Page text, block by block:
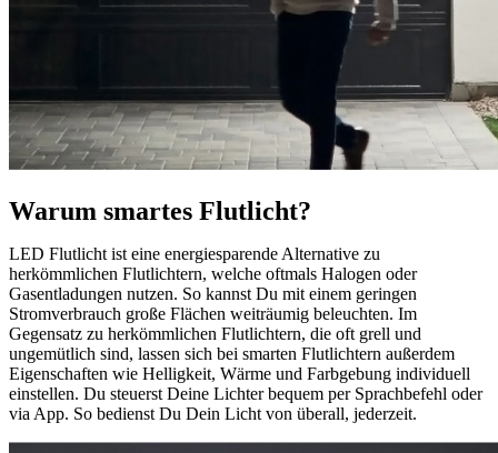
Warum smartes Flutlicht?
LED Flutlicht ist eine energiesparende Alternative zu
herkömmlichen Flutlichtern, welche oftmals Halogen oder
Gasentladungen nutzen. So kannst Du mit einem geringen
Stromverbrauch große Flächen weiträumig beleuchten. Im
Gegensatz zu herkömmlichen Flutlichtern, die oft grell und
ungemütlich sind, lassen sich bei smarten Flutlichtern außerdem
Eigenschaften wie Helligkeit, Wärme und Farbgebung individuell
einstellen. Du steuerst Deine Lichter bequem per Sprachbefehl oder
via App. So bedienst Du Dein Licht von überall, jederzeit.